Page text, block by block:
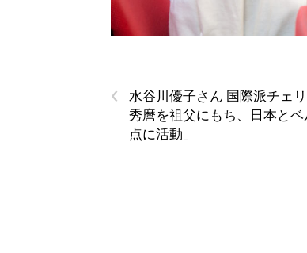
‹
水谷川優子さん 国際派チェ
秀麿を祖父にもち、日本と
点に活動」